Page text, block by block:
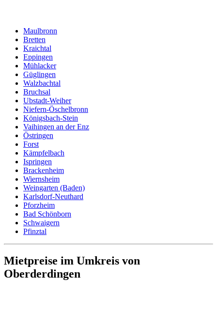
Maulbronn
Bretten
Kraichtal
Eppingen
Mühlacker
Güglingen
Walzbachtal
Bruchsal
Ubstadt-Weiher
Niefern-Öschelbronn
Königsbach-Stein
Vaihingen an der Enz
Östringen
Forst
Kämpfelbach
Ispringen
Brackenheim
Wiernsheim
Weingarten (Baden)
Karlsdorf-Neuthard
Pforzheim
Bad Schönborn
Schwaigern
Pfinztal
Mietpreise im Umkreis von
Oberderdingen